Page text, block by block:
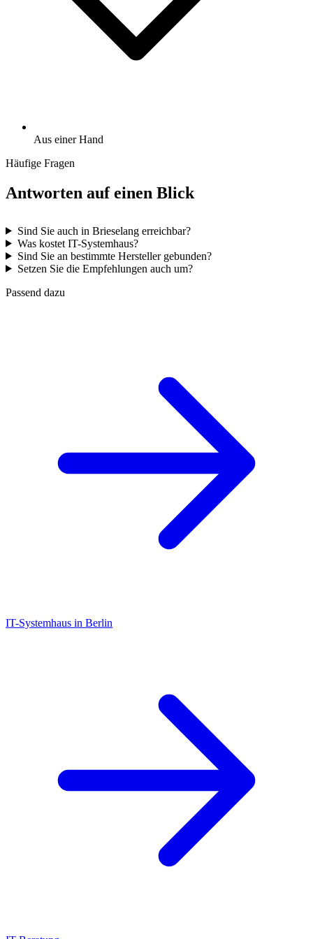
Aus einer Hand
Häufige Fragen
Antworten auf einen Blick
Sind Sie auch in Brieselang erreichbar?
Was kostet IT-Systemhaus?
Sind Sie an bestimmte Hersteller gebunden?
Setzen Sie die Empfehlungen auch um?
Passend dazu
IT-Systemhaus in Berlin